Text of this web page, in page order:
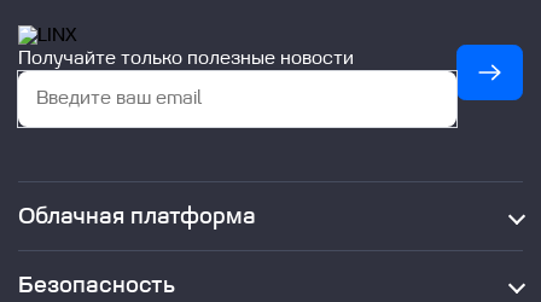
Получайте только полезные новости
Облачная платформа
Облачные ресурсы (IaaS)
Managed Kubernetes
Безопасность